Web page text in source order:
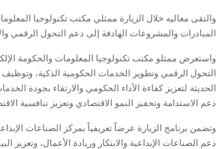
والتقى معاليه خلال الزيارة ممثلي مكتب تكنولوجيا
المبادرات والمشروعات الهادفة إلى دعم التحول الرقمي
واستعرض ممثلو مكتب تكنولوجيا المعلومات والحكومة
التحول الرقمي وتطوير الخدمات الحكومية الذكية، وتوظيف
الحديثة لتعزيز كفاءة الأداء الحكومي والارتقاء بجودة
دعم الاستدامة وتحفيز النمو الاقتصادي وتعزيز تنافسية
وتضمن برنامج الزيارة عرضاً تعريفياً بمركز الصناعات
دعم الصناعات الإبداعية والابتكار وريادة الأعمال، وتعزيز